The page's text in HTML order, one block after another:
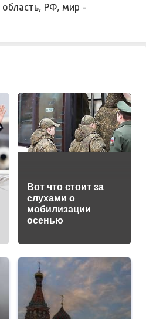
область, РФ, мир -
Вот что стоит за
слухами о
мобилизации
осенью